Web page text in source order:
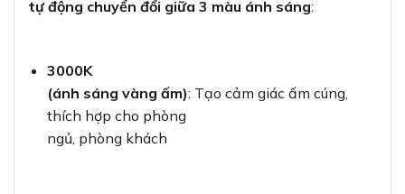
tự động chuyển đổi giữa 3 màu ánh sáng:
3000K
(ánh sáng vàng ấm): Tạo cảm giác ấm cúng,
thích hợp cho phòng
ngủ, phòng khách